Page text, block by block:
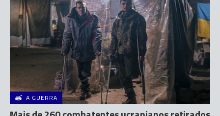
A GUERRA